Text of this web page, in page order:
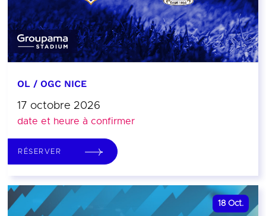
OL / OGC NICE
17 octobre 2026
date et heure à confirmer
RÉSERVER
18 Oct.